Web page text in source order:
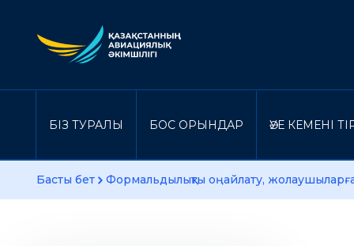
БІЗ ТУРАЛЫ БОС ОРЫНДАР ӘУЕ КЕМЕНІ
Басты бет Формальдылықты оңайлату,